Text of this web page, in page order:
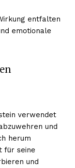
entfalten
emotionale
verwendet
und
herum
für seine
und